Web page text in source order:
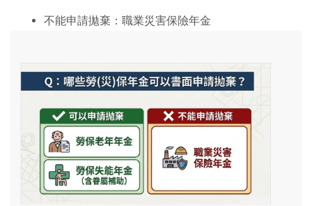
不能申請拋棄： 職業災害保險年金